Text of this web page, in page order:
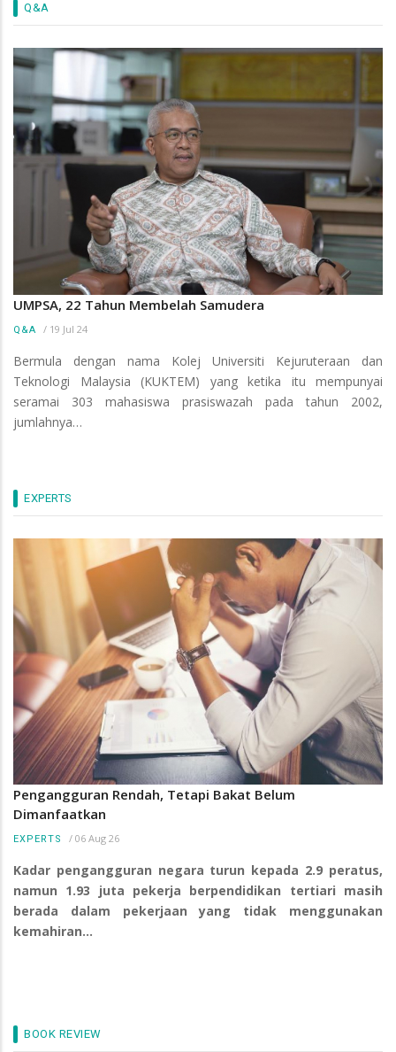
Q&A
UMPSA, 22 Tahun Membelah Samudera
Q&A / 19 Jul 24
Bermula dengan nama Kolej Universiti Kejuruteraan dan
Teknologi Malaysia (KUKTEM) yang ketika itu mempunyai
seramai 303 mahasiswa prasiswazah pada tahun 2002,
jumlahnya…
EXPERTS
Pengangguran Rendah, Tetapi Bakat Belum
Dimanfaatkan
EXPERTS / 06 Aug 26
Kadar pengangguran negara turun kepada 2.9 peratus,
namun 1.93 juta pekerja berpendidikan tertiari masih
berada dalam pekerjaan yang tidak menggunakan
kemahiran…
BOOK REVIEW